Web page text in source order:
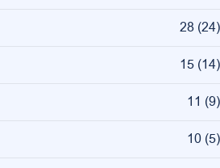
28 (24)
15 (14)
11 (9)
10 (5)